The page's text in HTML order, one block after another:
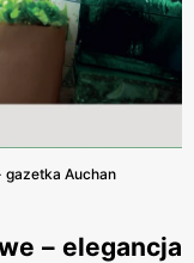
gazetka Auchan
– elegancja